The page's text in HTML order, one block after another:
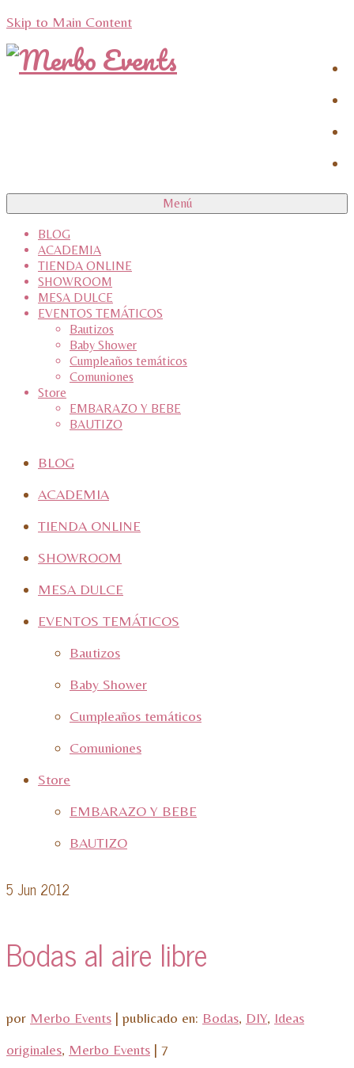
Skip to Main Content
Menú
BLOG
ACADEMIA
TIENDA ONLINE
SHOWROOM
MESA DULCE
EVENTOS TEMÁTICOS
Bautizos
Baby Shower
Cumpleaños temáticos
Comuniones
Store
EMBARAZO Y BEBE
BAUTIZO
BLOG
ACADEMIA
TIENDA ONLINE
SHOWROOM
MESA DULCE
EVENTOS TEMÁTICOS
Bautizos
Baby Shower
Cumpleaños temáticos
Comuniones
Store
EMBARAZO Y BEBE
BAUTIZO
5 Jun 2012
Bodas al aire libre
por Merbo Events | publicado en: Bodas, DIY, Ideas
originales, Merbo Events | 7